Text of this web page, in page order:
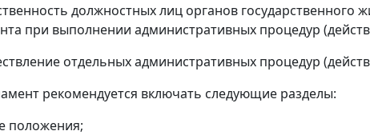
должностных лиц органов
при выполнении административных процедур
отдельных административных процедур
рекомендуется включать следующие разделы:
положения;